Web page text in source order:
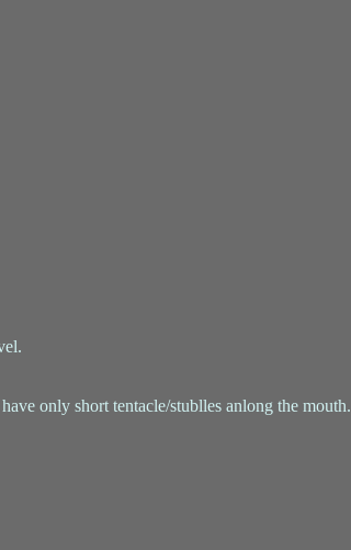
only short tentacle/stublles anlong the mouth.